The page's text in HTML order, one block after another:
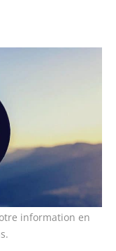
information en